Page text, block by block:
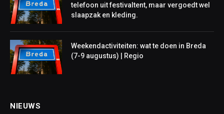
telefoon uit festivaltent, maar vergoedt wel
slaapzak en kleding.
Weekendactiviteiten: wat te doen in Breda
(7-9 augustus) | Regio
NIEUWS